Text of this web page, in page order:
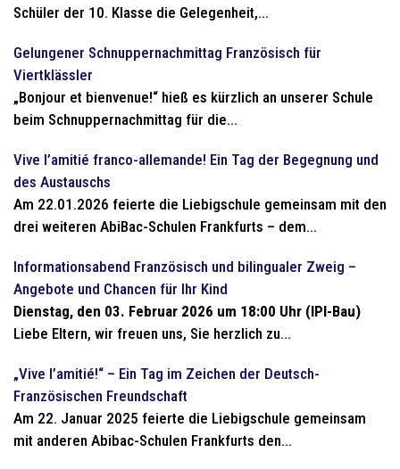
Schüler der 10. Klasse die Gelegenheit,...
Gelungener Schnuppernachmittag Französisch für
Viertklässler
„Bonjour et bienvenue!“ hieß es kürzlich an unserer Schule
beim Schnuppernachmittag für die...
Vive l’amitié franco-allemande! Ein Tag der Begegnung und
des Austauschs
Am 22.01.2026 feierte die Liebigschule gemeinsam mit den
drei weiteren AbiBac-Schulen Frankfurts – dem...
Informationsabend Französisch und bilingualer Zweig –
Angebote und Chancen für Ihr Kind
Dienstag, den 03. Februar 2026 um 18:00 Uhr (IPI-Bau)
Liebe Eltern, wir freuen uns, Sie herzlich zu...
„Vive l’amitié!“ – Ein Tag im Zeichen der Deutsch-
Französischen Freundschaft
Am 22. Januar 2025 feierte die Liebigschule gemeinsam
mit anderen Abibac-Schulen Frankfurts den...